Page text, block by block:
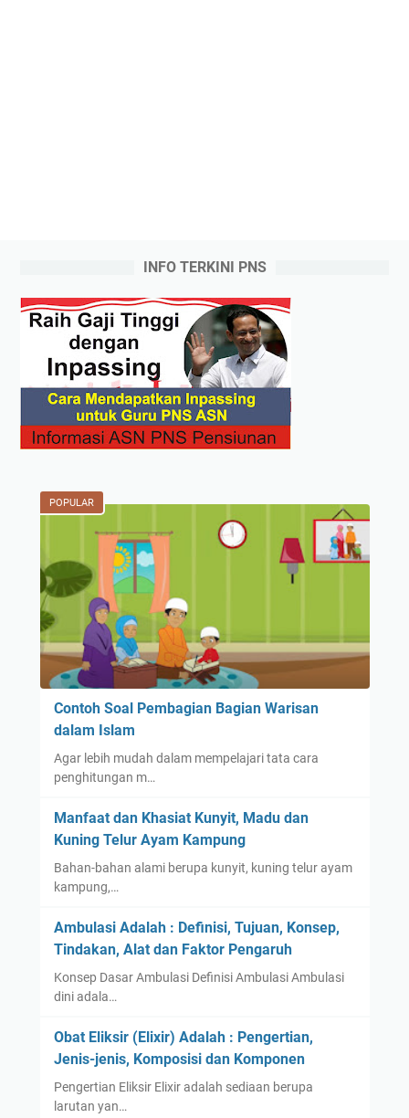
INFO TERKINI PNS
POPULAR
Contoh Soal Pembagian Bagian Warisan
dalam Islam
Agar lebih mudah dalam mempelajari tata cara
penghitungan m…
Manfaat dan Khasiat Kunyit, Madu dan
Kuning Telur Ayam Kampung
Bahan-bahan alami berupa kunyit, kuning telur ayam
kampung,…
Ambulasi Adalah : Definisi, Tujuan, Konsep,
Tindakan, Alat dan Faktor Pengaruh
Konsep Dasar Ambulasi Definisi Ambulasi Ambulasi
dini adala…
Obat Eliksir (Elixir) Adalah : Pengertian,
Jenis-jenis, Komposisi dan Komponen
Pengertian Eliksir Elixir adalah sediaan berupa
larutan yan…